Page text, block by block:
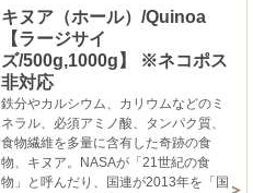
キヌア（ホール）/Quinoa
【ラージサイ
ズ/500g,1000g】 ※ネコポス
非対応
鉄分やカルシウム、カリウムなどのミ
ネラル、必須アミノ酸、タンパク質、
食物繊維を多量に含有した奇跡の食
物、キヌア。NASAが「21世紀の食
物」と呼んだり、国連が2013年を「国